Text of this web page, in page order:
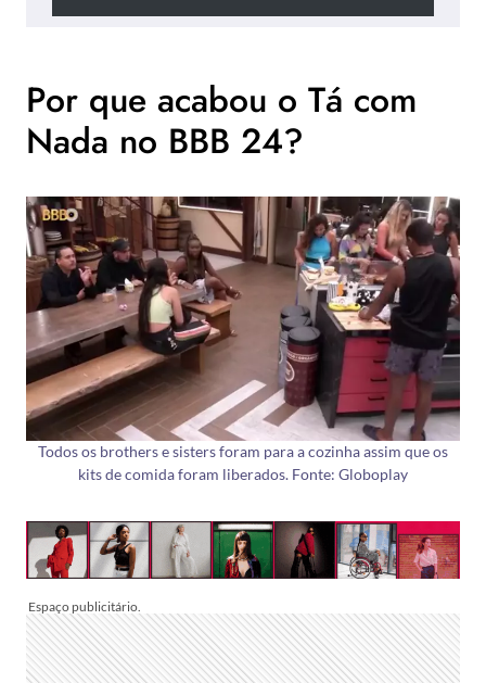
Por que acabou o Tá com
Nada no BBB 24?
Todos os brothers e sisters foram para a cozinha assim que os
kits de comida foram liberados. Fonte: Globoplay